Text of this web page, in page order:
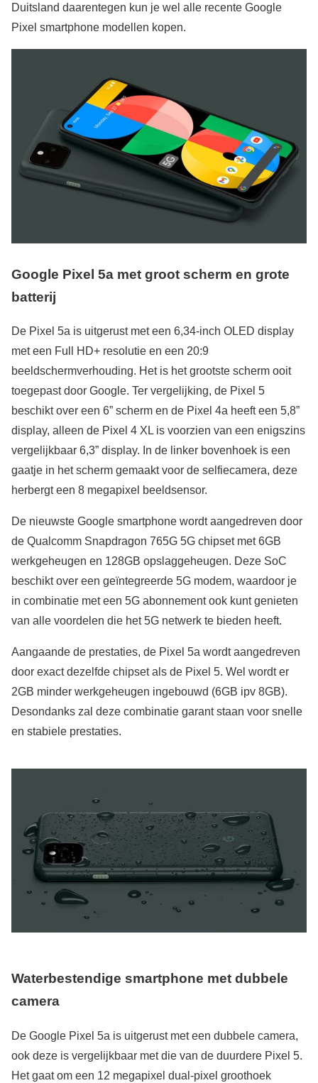
Duitsland daarentegen kun je wel alle recente Google
Pixel smartphone modellen kopen.
Google Pixel 5a met groot scherm en grote
batterij
De Pixel 5a is uitgerust met een 6,34-inch OLED display
met een Full HD+ resolutie en een 20:9
beeldschermverhouding. Het is het grootste scherm ooit
toegepast door Google. Ter vergelijking, de Pixel 5
beschikt over een 6” scherm en de Pixel 4a heeft een 5,8”
display, alleen de Pixel 4 XL is voorzien van een enigszins
vergelijkbaar 6,3” display. In de linker bovenhoek is een
gaatje in het scherm gemaakt voor de selfiecamera, deze
herbergt een 8 megapixel beeldsensor.
De nieuwste Google smartphone wordt aangedreven door
de Qualcomm Snapdragon 765G 5G chipset met 6GB
werkgeheugen en 128GB opslaggeheugen. Deze SoC
beschikt over een geïntegreerde 5G modem, waardoor je
in combinatie met een 5G abonnement ook kunt genieten
van alle voordelen die het 5G netwerk te bieden heeft.
Aangaande de prestaties, de Pixel 5a wordt aangedreven
door exact dezelfde chipset als de Pixel 5. Wel wordt er
2GB minder werkgeheugen ingebouwd (6GB ipv 8GB).
Desondanks zal deze combinatie garant staan voor snelle
en stabiele prestaties.
Waterbestendige smartphone met dubbele
camera
De Google Pixel 5a is uitgerust met een dubbele camera,
ook deze is vergelijkbaar met die van de duurdere Pixel 5.
Het gaat om een 12 megapixel dual-pixel groothoek